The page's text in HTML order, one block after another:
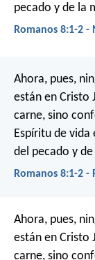
pecado y de la
Romanos 8:1-2 -
Ahora, pues,
están en Cristo
carne, sino
Espíritu de vida
del pecado y
Romanos 8:1-2 -
Ahora, pues,
están en Cristo
carne, sino